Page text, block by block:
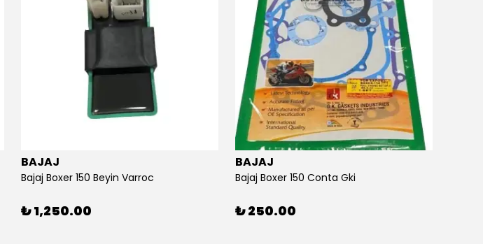
BAJAJ
Bajaj Boxer 150 Beyin Varroc
₺ 1,250.00
BAJAJ
Bajaj Boxer 150 Conta Gki
₺ 250.00